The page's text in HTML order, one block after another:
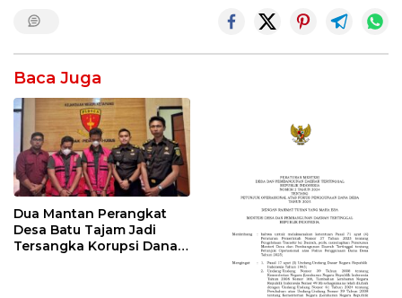
Baca Juga
Dua Mantan Perangkat
Desa Batu Tajam Jadi
Tersangka Korupsi Dana